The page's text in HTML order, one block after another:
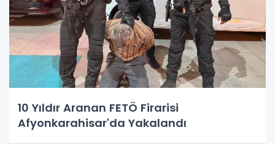
10 Yıldır Aranan FETÖ Firarisi
Afyonkarahisar'da Yakalandı